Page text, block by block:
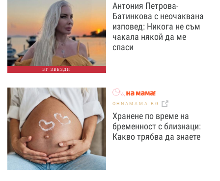
БГ ЗВЕЗДИ
Антония Петрова-
Батинкова с неочаквана
изповед: Никога не съм
чакала някой да ме
спаси
OHNAMAMA.BG
Хранене по време на
бременност с близнаци:
Какво трябва да знаете